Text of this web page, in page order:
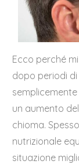
Ecco perché
dopo periodi
un aumento
chioma.
nutrizionale
situazione